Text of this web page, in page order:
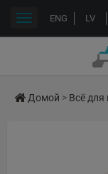
ENG LV
Переключить
Домой > Всё для